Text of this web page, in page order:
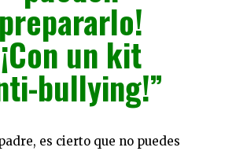
prepararlo!
¡Con un kit
bullying!”
es cierto que no puedes